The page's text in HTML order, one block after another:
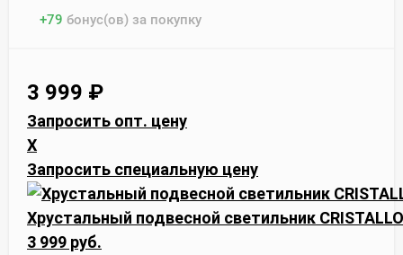
+79 бонус(ов) за покупку
3 999 ₽
Запросить опт. цену
X
Запросить специальную цену
Хрустальный подвесной светильник
3 999 руб.